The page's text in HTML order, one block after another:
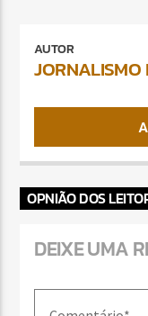
AUTOR
JORNALISMO
OPNIÃO DOS
DEIXE UMA